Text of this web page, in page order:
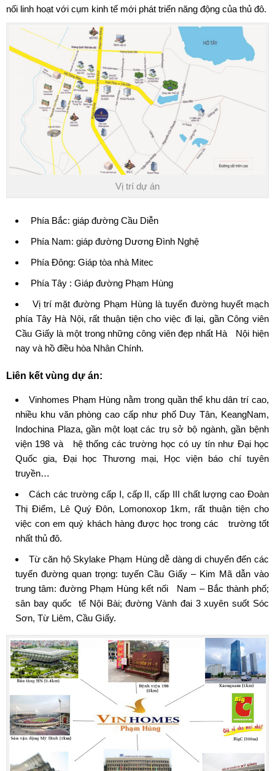
nối linh hoạt với cụm kinh tế mới phát triển năng động của thủ đô.
Vị trí dự án
Phía Bắc: giáp đường Cầu Diễn
Phía Nam: giáp đường Dương Đình Nghệ
Phía Đông: Giáp tòa nhà Mitec
Phía Tây : Giáp đường Phạm Hùng
Vị trí mặt đường Phạm Hùng là tuyến đường huyết mạch
phía Tây Hà Nội, rất thuận tiện cho việc đi lại, gần Công viên
Cầu Giấy là một trong những công viên đẹp nhất Hà Nội hiện
nay và hồ điều hòa Nhân Chính.
Liên kết vùng dự án:
Vinhomes Phạm Hùng nằm trong quần thể khu dân trí cao,
nhiều khu văn phòng cao cấp như phố Duy Tân, KeangNam,
Indochina Plaza, gần một loạt các trụ sở bộ ngành, gần bệnh
viện 198 và hệ thống các trường học có uy tín như Đại học
Quốc gia, Đại học Thương mại, Học viện báo chí tuyên
truyền…
Cách các trường cấp I, cấp II, cấp III chất lượng cao Đoàn
Thị Điểm, Lê Quý Đôn, Lomonoxop 1km, rất thuận tiện cho
việc con em quý khách hàng được học trong các trường tốt
nhất thủ đô.
Từ căn hộ Skylake Phạm Hùng dễ dàng di chuyển đến các
tuyến đường quan trọng: tuyến Cầu Giấy – Kim Mã dẫn vào
trung tâm: đường Phạm Hùng kết nối Nam – Bắc thành phố;
sân bay quốc tế Nội Bài; đường Vành đai 3 xuyên suốt Sóc
Sơn, Từ Liêm, Cầu Giấy.